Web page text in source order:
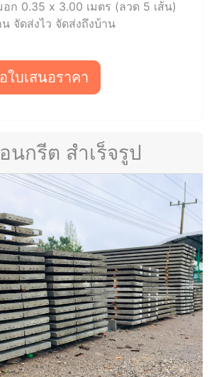
ก 0.35 x 3.00 เมตร (ลวด 5 เส้น)
จัดส่งไว จัดส่งถึงบ้าน
ใบเสนอราคา
กรีต สำเร็จรูป